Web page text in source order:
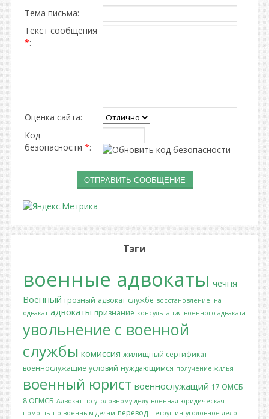
Тема письма:
Текст сообщения
*:
Оценка сайта:
Код
безопасности *:
Тэги
военные адвокаты чечня
Военный грозный адвокат службе восстановление. на
одвакат адвокаты признание консультация военного адваката
увольнение с военной
службы комиссия жилищный сертификат
военнослужащие условий нуждающимся получение жилья
военный юрист военнослужащий 17 ОМСБ
8 ОГМСБ Адвокат по уголовному делу военная юридическая
помощь по военным делам перевод Петрушин уголовное дело